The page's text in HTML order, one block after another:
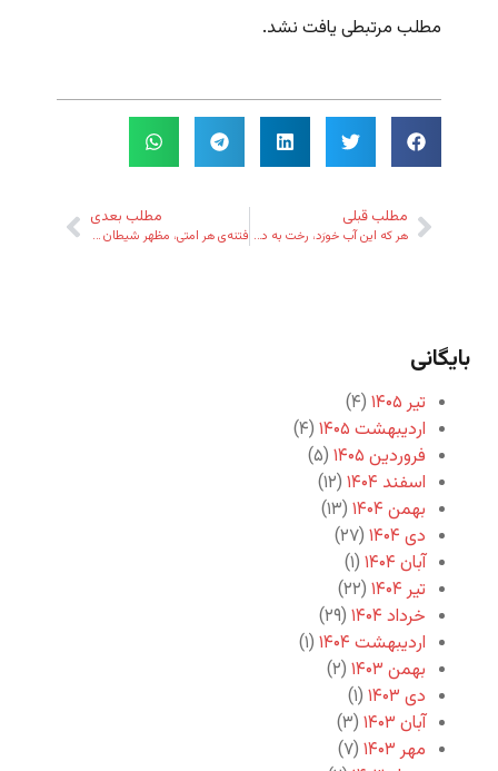
مطلب مرتبطی یافت نشد.
مطلب قبلی
هر که این آب خورَد، رخت به دریا فکنش!
مطلب بعدی
فتنه‌ی هر امتی، مظهر شیطان تویی!
بایگانی
تیر ۱۴۰۵
(۴)
اردیبهشت ۱۴۰۵
(۴)
فروردین ۱۴۰۵
(۵)
اسفند ۱۴۰۴
(۱۲)
بهمن ۱۴۰۴
(۱۳)
دی ۱۴۰۴
(۲۷)
آبان ۱۴۰۴
(۱)
تیر ۱۴۰۴
(۲۲)
خرداد ۱۴۰۴
(۲۹)
اردیبهشت ۱۴۰۴
(۱)
بهمن ۱۴۰۳
(۲)
دی ۱۴۰۳
(۱)
آبان ۱۴۰۳
(۳)
مهر ۱۴۰۳
(۷)